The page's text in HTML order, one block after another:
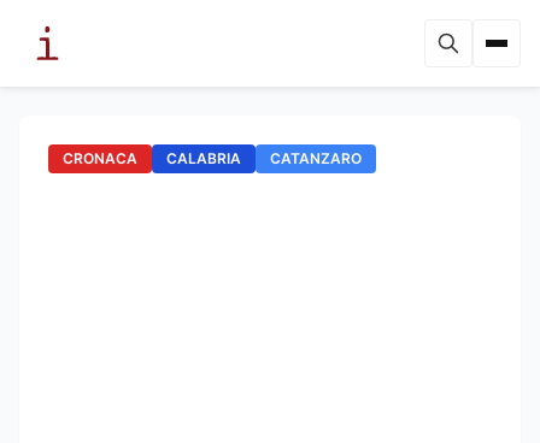
CRONACA CALABRIA CATANZARO